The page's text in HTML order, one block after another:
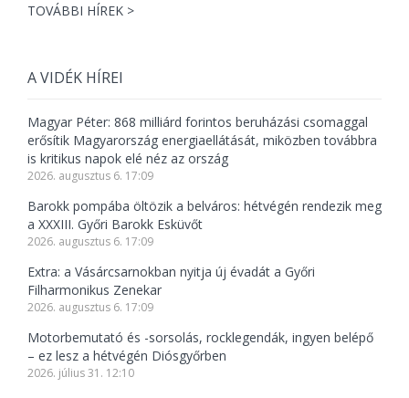
TOVÁBBI HÍREK >
A VIDÉK HÍREI
Magyar Péter: 868 milliárd forintos beruházási csomaggal
erősítik Magyarország energiaellátását, miközben továbbra
is kritikus napok elé néz az ország
2026. augusztus 6. 17:09
Barokk pompába öltözik a belváros: hétvégén rendezik meg
a XXXIII. Győri Barokk Esküvőt
2026. augusztus 6. 17:09
Extra: a Vásárcsarnokban nyitja új évadát a Győri
Filharmonikus Zenekar
2026. augusztus 6. 17:09
Motorbemutató és -sorsolás, rocklegendák, ingyen belépő
– ez lesz a hétvégén Diósgyőrben
2026. július 31. 12:10